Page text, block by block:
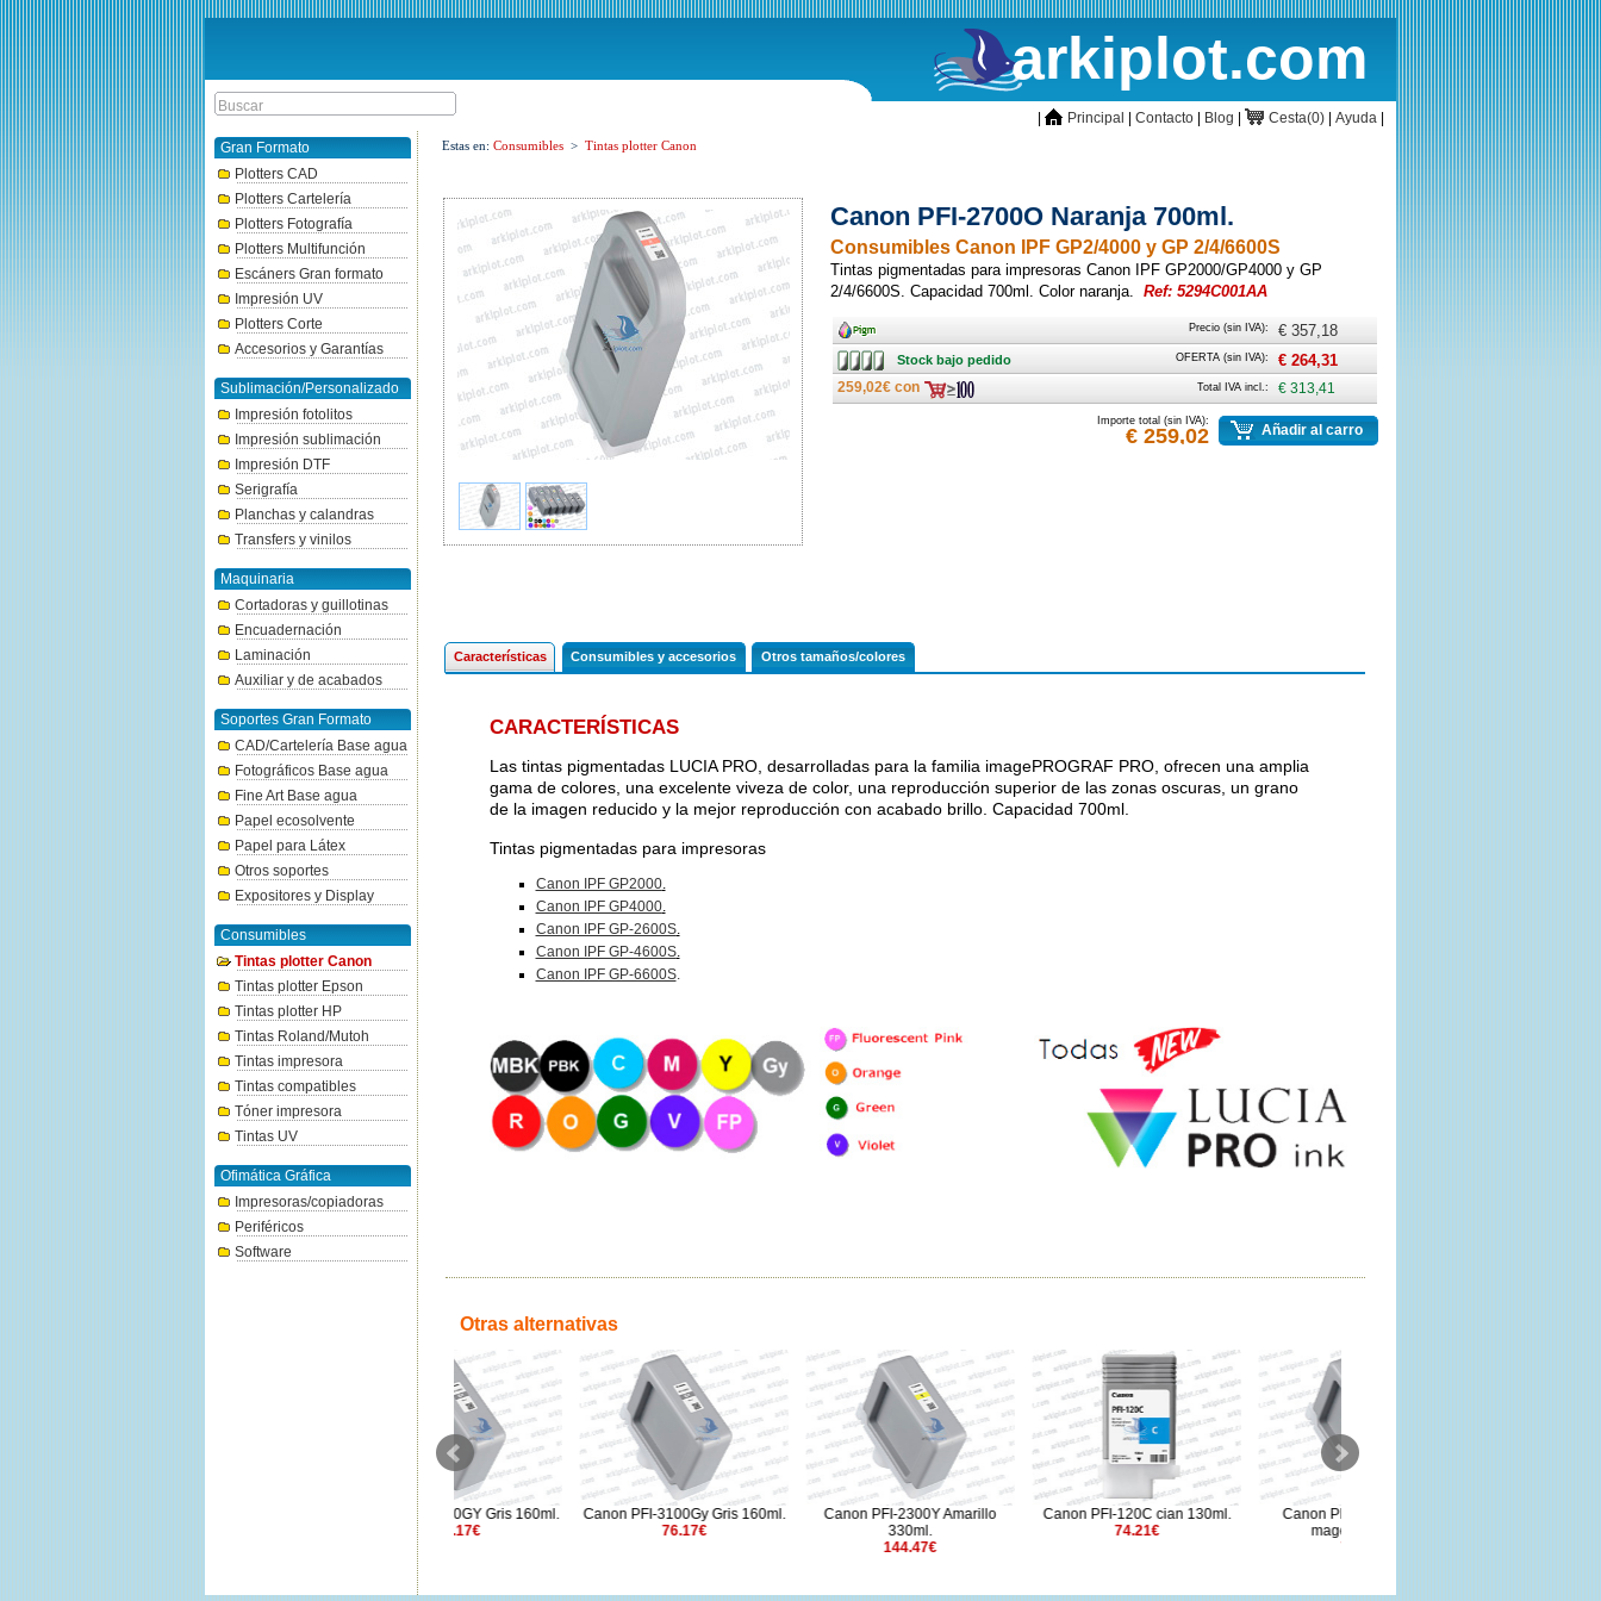
arkiplot.com
inicioPrincipal Contacto Blog CestaCesta(0) Ayuda
Gran Formato
Plotters CAD
Plotters Cartelería
Plotters Fotografía
Plotters Multifunción
Escáners Gran formato
Impresión UV
Plotters Corte
Accesorios y Garantías
Sublimación/Personalizado
Impresión fotolitos
Impresión sublimación
Impresión DTF
Serigrafía
Planchas y calandras
Transfers y vinilos
Maquinaria
Cortadoras y guillotinas
Encuadernación
Laminación
Auxiliar y de acabados
Soportes Gran Formato
CAD/Cartelería Base agua
Fotográficos Base agua
Fine Art Base agua
Papel ecosolvente
Papel para Látex
Otros soportes
Expositores y Display
Consumibles
Tintas plotter Canon
Tintas plotter Epson
Tintas plotter HP
Tintas Roland/Mutoh
Tintas impresora
Tintas compatibles
Tóner impresora
Tintas UV
Ofimática Gráfica
Impresoras/copiadoras
Periféricos
Software
Estas en: Consumibles > Tintas plotter Canon
Canon PFI-2700O Naranja 700ml.
Consumibles Canon IPF GP2/4000 y GP 2/4/6600S
Tintas pigmentadas para impresoras Canon IPF GP2000/GP4000 y GP
2/4/6600S. Capacidad 700ml. Color naranja. Ref: 5294C001AA
Ancho Precio (sin IVA): € 357,18
Stock
bajo
pedido
Stock bajo pedido OFERTA (sin IVA): € 264,31
259,02€ con Total IVA incl.: € 313,41
Importe total (sin IVA):
€ 259,02 Añadir al carro
Características Consumibles y accesorios Otros tamaños/colores
CARACTERÍSTICAS
Las tintas pigmentadas LUCIA PRO, desarrolladas para la familia imagePROGRAF PRO, ofrecen una amplia
gama de colores, una excelente viveza de color, una reproducción superior de las zonas oscuras, un grano
de la imagen reducido y la mejor reproducción con acabado brillo. Capacidad 700ml.
Tintas pigmentadas para impresoras
Canon IPF GP2000.
Canon IPF GP4000.
Canon IPF GP-2600S.
Canon IPF GP-4600S.
Canon IPF GP-6600S.
Otras alternativas
Canon PFI-1100GY Gris 160ml.
Canon PFI-3100Gy Gris 160ml.
Canon PFI-2300Y Amarillo
Canon PFI-120C cian 130ml.
Canon PFI-3100PM Foto